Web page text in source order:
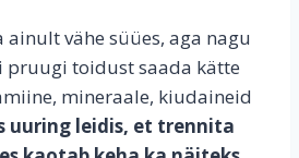
ainult vähe süües, aga nagu
pruugi toidust saada kätte
mineraale, kiudaineid
uuring leidis, et trennita